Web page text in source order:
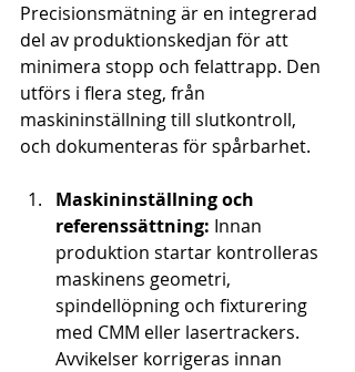
Precisionsmätning är en integrerad
del av produktionskedjan för att
minimera stopp och felattrapp. Den
utförs i flera steg, från
maskininställning till slutkontroll,
och dokumenteras för spårbarhet.
Maskininställning och
referenssättning: Innan
produktion startar kontrolleras
maskinens geometri,
spindellöpning och fixturering
med CMM eller lasertrackers.
Avvikelser korrigeras innan